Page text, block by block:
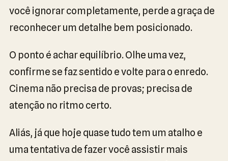
você ignorar completamente, perde a graça de
reconhecer um detalhe bem posicionado.
O ponto é achar equilíbrio. Olhe uma vez,
confirme se faz sentido e volte para o enredo.
Cinema não precisa de provas; precisa de
atenção no ritmo certo.
Aliás, já que hoje quase tudo tem um atalho e
uma tentativa de fazer você assistir mais